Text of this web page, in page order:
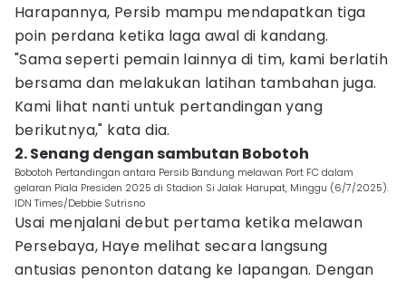
Harapannya, Persib mampu mendapatkan tiga
poin perdana ketika laga awal di kandang.
"Sama seperti pemain lainnya di tim, kami berlatih
bersama dan melakukan latihan tambahan juga.
Kami lihat nanti untuk pertandingan yang
berikutnya," kata dia.
2. Senang dengan sambutan Bobotoh
Bobotoh Pertandingan antara Persib Bandung melawan Port FC dalam
gelaran Piala Presiden 2025 di Stadion Si Jalak Harupat, Minggu (6/7/2025).
IDN Times/Debbie Sutrisno
Usai menjalani debut pertama ketika melawan
Persebaya, Haye melihat secara langsung
antusias penonton datang ke lapangan. Dengan